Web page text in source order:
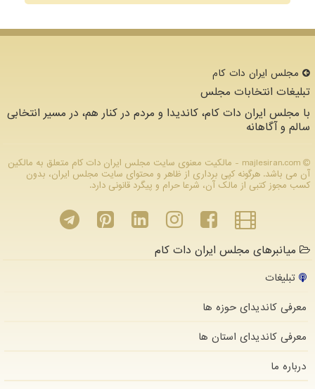
مجلس ایران دات كام
تبلیغات انتخابات مجلس
با مجلس ایران دات کام، کاندیدا و مردم در کنار هم، در مسیر انتخابی
سالم و آگاهانه
majlesiran.com - مالکیت معنوی سایت مجلس ایران دات كام متعلق به مالکین
آن می باشد. هرگونه کپی برداری از ظاهر و محتوای سایت مجلس ایران، بدون
کسب مجوز کتبی از مالک آن، شرعا حرام و پیگرد قانونی دارد.
میانبرهای مجلس ایران دات کام
تبلیغات
معرفی کاندیدای حوزه ها
معرفی کاندیدای استان ها
درباره ما